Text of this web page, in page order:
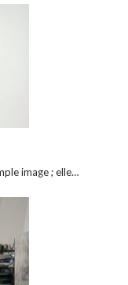
image ; elle…